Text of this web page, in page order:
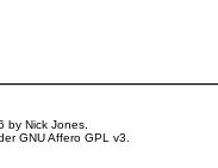
by Nick Jones.
GNU Affero GPL
v3.